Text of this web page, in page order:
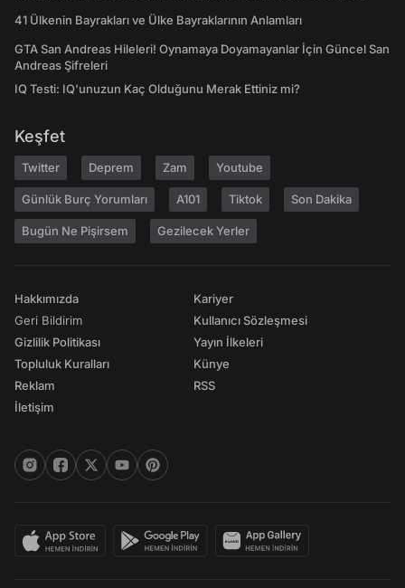
41 Ülkenin Bayrakları ve Ülke Bayraklarının Anlamları
GTA San Andreas Hileleri! Oynamaya Doyamayanlar İçin Güncel San
Andreas Şifreleri
IQ Testi: IQ'unuzun Kaç Olduğunu Merak Ettiniz mi?
Keşfet
Twitter Deprem Zam Youtube
Günlük Burç Yorumları A101 Tiktok Son Dakika
Bugün Ne Pişirsem Gezilecek Yerler
Hakkımızda
Geri Bildirim
Gizlilik Politikası
Topluluk Kuralları
Reklam
İletişim
Kariyer
Kullanıcı Sözleşmesi
Yayın İlkeleri
Künye
RSS